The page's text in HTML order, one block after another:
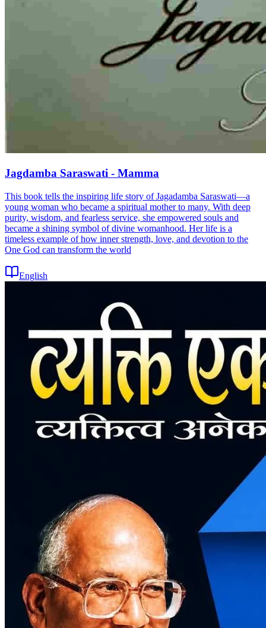
Jagdamba Saraswati - Mamma
This book tells the inspiring life story of Jagadamba Saraswati—a
young woman who became a spiritual mother to many. With deep
purity, wisdom, and fearless service, she empowered souls and
became a shining symbol of divine womanhood. Her life is a
timeless example of how inner strength, love, and devotion to the
One God can transform the world
English